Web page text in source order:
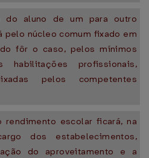
do aluno de um para outro
núcleo comum fixado em
fôr o caso, pelos mínimos
habilitações profissionais,
pelos competentes
escolar ficará, na
dos estabelecimentos,
do aproveitamento e a